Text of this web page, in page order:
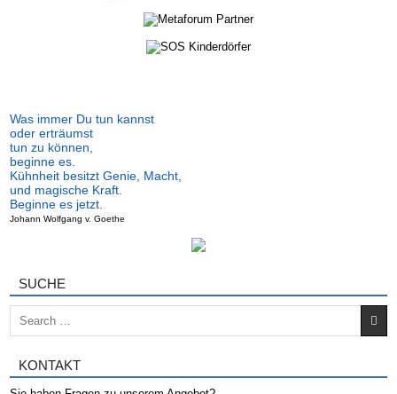
Was immer Du tun kannst
oder erträumst
tun zu können,
beginne es.
Kühnheit besitzt Genie, Macht,
und magische Kraft.
Beginne es jetzt.
Johann Wolfgang v. Goethe
SUCHE
KONTAKT